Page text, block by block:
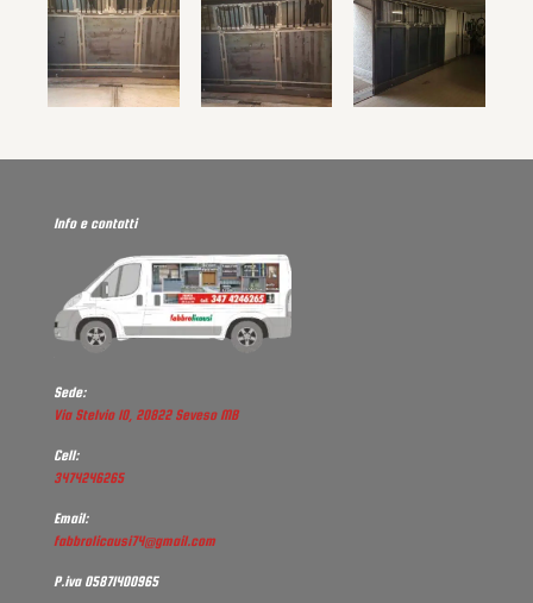
Info e contatti
Sede:
Via Stelvio 10, 20822 Seveso MB
Cell:
3474246265
Email:
fabbrolicausi74@gmail.com
P.iva 05871400965